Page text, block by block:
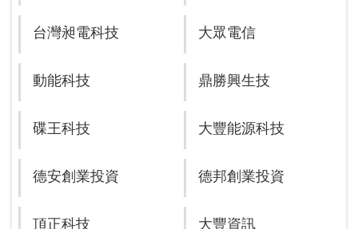
台灣昶電科技 大眾電信
動能科技 鼎勝興生技
碟王科技 大豐能源科技
德安創業投資 德邦創業投資
頂正科技 大豐資訊